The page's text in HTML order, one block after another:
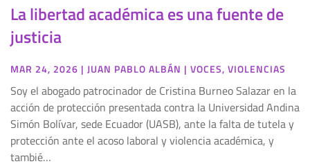
La libertad académica es una fuente de
justicia
MAR 24, 2026 | JUAN PABLO ALBÁN | VOCES, VIOLENCIAS
Soy el abogado patrocinador de Cristina Burneo Salazar en la
acción de protección presentada contra la Universidad Andina
Simón Bolívar, sede Ecuador (UASB), ante la falta de tutela y
protección ante el acoso laboral y violencia académica, y
tambié…